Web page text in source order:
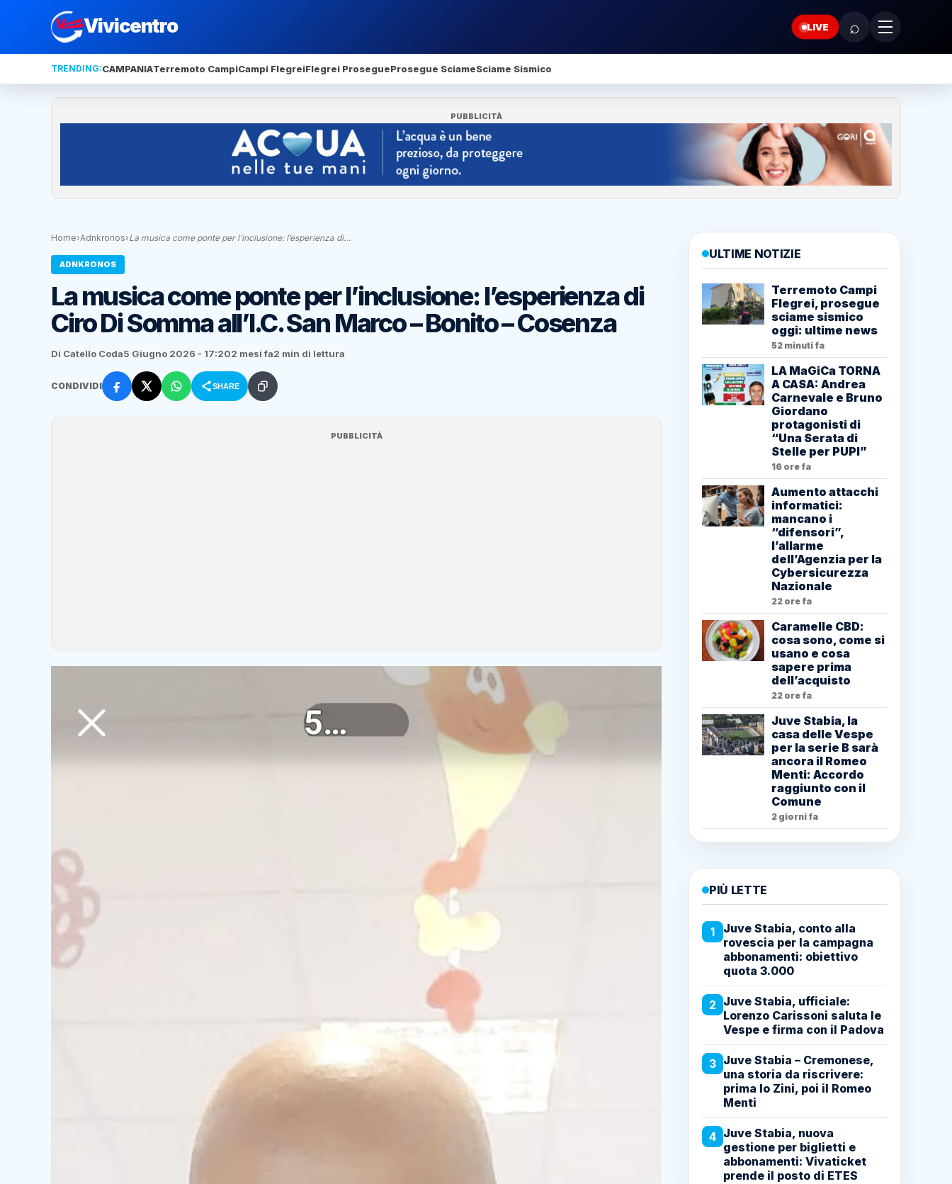
Vivicentro LIVE ⌕
TRENDING:CAMPANIATerremoto CampiCampi FlegreiFlegrei ProsegueProsegue SciameSciame Sismico
PUBBLICITÀ
Home›Adnkronos›La musica come ponte per l’inclusione: l’esperienza di…
ADNKRONOS
La musica come ponte per l’inclusione: l’esperienza di
Ciro Di Somma all’I.C. San Marco – Bonito – Cosenza
Di Catello Coda5 Giugno 2026 - 17:202 mesi fa2 min di lettura
CONDIVIDI SHARE
PUBBLICITÀ
ULTIME NOTIZIE
Terremoto Campi
Flegrei, prosegue
sciame sismico
oggi: ultime news
52 minuti fa
LA MaGiCa TORNA
A CASA: Andrea
Carnevale e Bruno
Giordano
protagonisti di
“Una Serata di
Stelle per PUPI”
16 ore fa
Aumento attacchi
informatici:
mancano i
“difensori”,
l’allarme
dell’Agenzia per la
Cybersicurezza
Nazionale
22 ore fa
Caramelle CBD:
cosa sono, come si
usano e cosa
sapere prima
dell’acquisto
22 ore fa
Juve Stabia, la
casa delle Vespe
per la serie B sarà
ancora il Romeo
Menti: Accordo
raggiunto con il
Comune
2 giorni fa
PIÙ LETTE
1
Juve Stabia, conto alla
rovescia per la campagna
abbonamenti: obiettivo
quota 3.000
2 Juve Stabia, ufficiale:
Lorenzo Carissoni saluta le
Vespe e firma con il Padova
3 Juve Stabia – Cremonese,
una storia da riscrivere:
prima lo Zini, poi il Romeo
Menti
4 Juve Stabia, nuova
gestione per biglietti e
abbonamenti: Vivaticket
prende il posto di ETES